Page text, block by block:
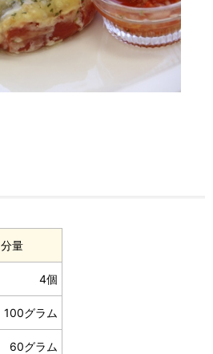
分量
4個
100グラム
60グラム